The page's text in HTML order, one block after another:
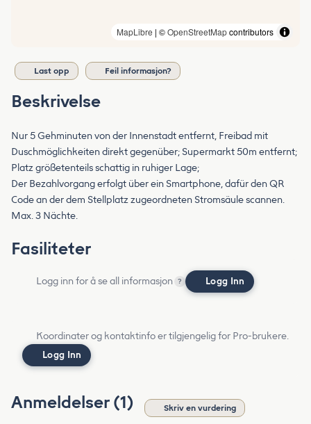
MapLibre | ©OpenStreetMapcontributors
Last opp Feil informasjon?
Beskrivelse
Nur 5 Gehminuten von der Innenstadt entfernt, Freibad mit
Duschmöglichkeiten direkt gegenüber; Supermarkt 50m entfernt;
Platz größetenteils schattig in ruhiger Lage;
Der Bezahlvorgang erfolgt über ein Smartphone, dafür den QR
Code an der dem Stellplatz zugeordneten Stromsäule scannen.
Max. 3 Nächte.
Fasiliteter
Logg inn for å se all informasjon ? Logg Inn
Koordinater og kontaktinfo er tilgjengelig for Pro-brukere.
Logg Inn
Anmeldelser (1) Skriv en vurdering